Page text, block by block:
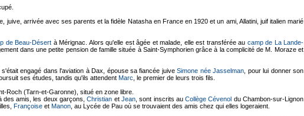
juive, arrivée avec ses parents et la fidèle Natasha en France en 1920 et un ami, Allatini, juif italien marié
de Beau-Désert à Mérignac. Alors qu'elle est âgée et malade, elle est transférée au camp de La Lande-
dans une petite pension de famille située à Saint-Symphorien grâce à la complicité de M. Moraze et
engagé dans l'aviation à Dax, épouse sa fiancée juiveSimone née Jasselman , pour lui donner son
ses études, tandis qu'ils attendent Marc , le premier de leurs trois fils.
Roch (Tarn-et-Garonne), situé en zone libre.
des amis, les deux garçons,Christian et Jean, sont inscrits auCollège Cévenol du Chambon-sur-Lignon
Françoise et Manon , au Lycée de Pau où se trouvaient des amis chez qui elles logeraient.